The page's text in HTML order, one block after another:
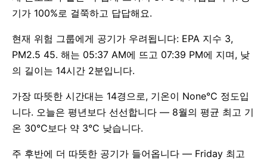
기가 100%로 걸쭉하고 답답해요.
현재 위험 그룹에게 공기가 우려됩니다: EPA 지수 3,
PM2.5 45. 해는 05:37 AM에 뜨고 07:39 PM에 지며, 낮
의 길이는 14시간 2분입니다.
가장 따뜻한 시간대는 14경으로, 기온이 None°C 정도입
니다. 오늘은 평년보다 선선합니다 — 8월의 평균 최고 기
온 30°C보다 약 3°C 낮습니다.
주 후반에 더 따뜻한 공기가 들어옵니다 — Friday 최고